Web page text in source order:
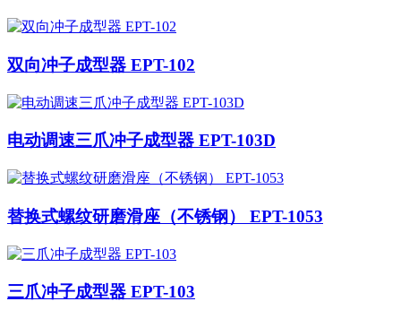
双向冲子成型器 EPT-102
电动调速三爪冲子成型器 EPT-103D
替换式螺纹研磨滑座（不锈钢） EPT-1053
三爪冲子成型器 EPT-103